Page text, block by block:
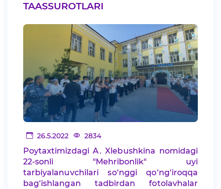
TAASSUROTLARI
26.5.2022 2834
Poytaxtimizdagi A. Xlebushkina nomidagi
22-sonli "Mehribonlik" uyi
tarbiyalanuvchilari so‘nggi qo‘ng‘iroqqa
bag‘ishlangan tadbirdan fotolavhalar